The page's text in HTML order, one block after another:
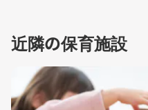
近隣の保育施設